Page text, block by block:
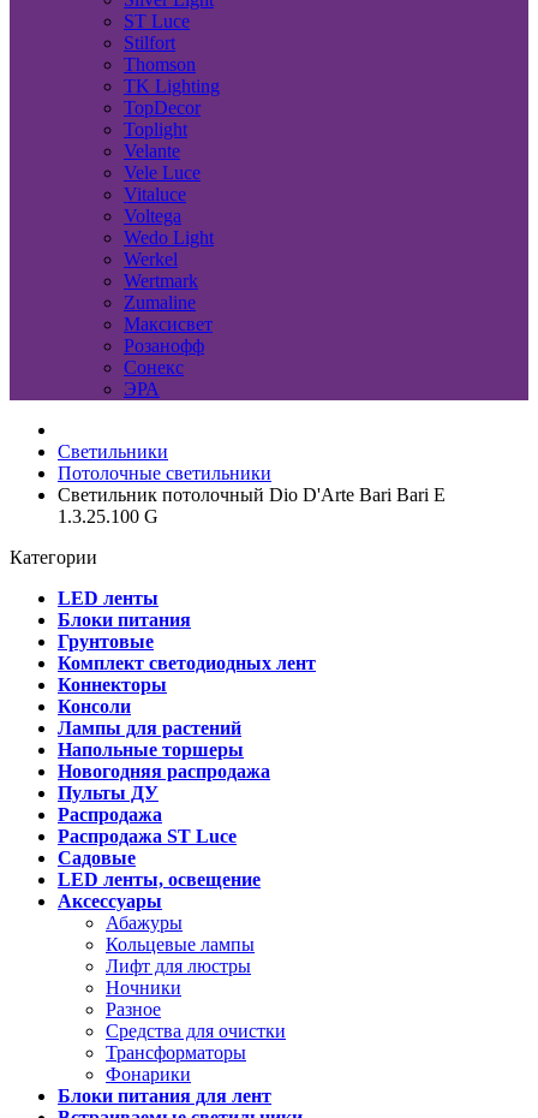
ST Luce
Stilfort
Thomson
TK Lighting
TopDecor
Toplight
Velante
Vele Luce
Vitaluce
Voltega
Wedo Light
Werkel
Wertmark
Zumaline
Максисвет
Розанофф
Сонекс
ЭРА
Светильники
Потолочные светильники
Светильник потолочный Dio D'Arte Bari Bari E
1.3.25.100 G
Категории
LED ленты
Блоки питания
Грунтовые
Комплект светодиодных лент
Коннекторы
Консоли
Лампы для растений
Напольные торшеры
Новогодняя распродажа
Пульты ДУ
Распродажа
Распродажа ST Luce
Садовые
LED ленты, освещение
Аксессуары
Абажуры
Кольцевые лампы
Лифт для люстры
Ночники
Разное
Средства для очистки
Трансформаторы
Фонарики
Блоки питания для лент